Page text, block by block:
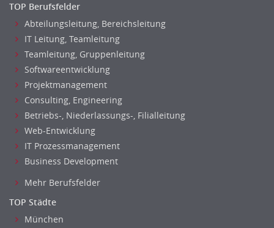
TOP Berufsfelder
Abteilungsleitung, Bereichsleitung
IT Leitung, Teamleitung
Teamleitung, Gruppenleitung
Softwareentwicklung
Projektmanagement
Consulting, Engineering
Betriebs-, Niederlassungs-, Filialleitung
Web-Entwicklung
IT Prozessmanagement
Business Development
Mehr Berufsfelder
TOP Städte
München